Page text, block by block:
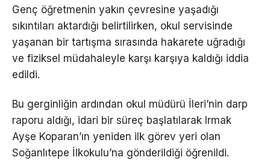
Genç öğretmenin yakın çevresine yaşadığı
sıkıntıları aktardığı belirtilirken, okul servisinde
yaşanan bir tartışma sırasında hakarete uğradığı
ve fiziksel müdahaleyle karşı karşıya kaldığı iddia
edildi.
Bu gerginliğin ardından okul müdürü İleri’nin darp
raporu aldığı, idari bir süreç başlatılarak Irmak
Ayşe Koparan’ın yeniden ilk görev yeri olan
Soğanlıtepe İlkokulu’na gönderildiği öğrenildi.